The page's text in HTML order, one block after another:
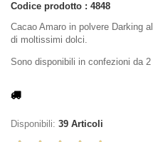
Codice prodotto : 4848
Cacao Amaro in polvere Darking
di moltissimi dolci.
Sono disponibili in confezioni da 2
Disponibili: 39 Articoli